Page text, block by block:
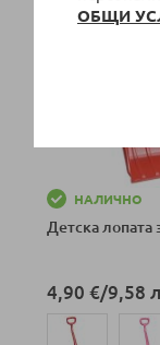
ОБЩИ
НАЛИЧНО
Детска лопата
4,90 €/9,58